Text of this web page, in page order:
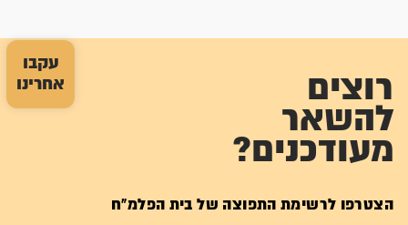
עקבו
אחרינו
רוצים
להשאר
מעודכנים?
הצטרפו לרשימת התפוצה של בית הפלמ"ח